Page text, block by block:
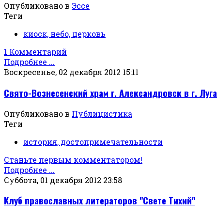
Опубликовано в Эссе
Теги
киоск, небо, церковь
1 Комментарий
Подробнее ...
Воскресенье, 02 декабря 2012 15:11
Свято-Вознесенский храм г. Александровск в г.
Опубликовано в Публицистика
Теги
история, достопримечательности
Станьте первым комментатором!
Подробнее ...
Суббота, 01 декабря 2012 23:58
Клуб православных литераторов "Свете Тихий"